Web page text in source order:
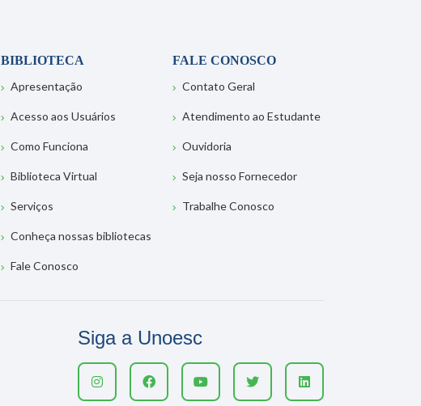
BIBLIOTECA
Apresentação
Acesso aos Usuários
Como Funciona
Biblioteca Virtual
Serviços
Conheça nossas bibliotecas
Fale Conosco
FALE CONOSCO
Contato Geral
Atendimento ao Estudante
Ouvidoria
Seja nosso Fornecedor
Trabalhe Conosco
Siga a Unoesc